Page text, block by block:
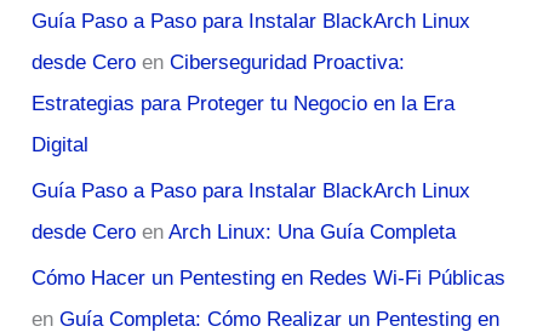
Guía Paso a Paso para Instalar BlackArch Linux
desde Cero enCiberseguridad Proactiva:
Estrategias para Proteger tu Negocio en la Era
Digital
Guía Paso a Paso para Instalar BlackArch Linux
desde Cero enArch Linux: Una Guía Completa
Cómo Hacer un Pentesting en Redes Wi-Fi Públicas
enGuía Completa: Cómo Realizar un Pentesting en